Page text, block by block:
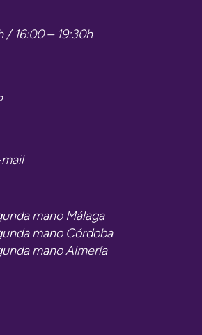
/ 16:00 – 19:30h
mano Málaga
mano Córdoba
mano Almería